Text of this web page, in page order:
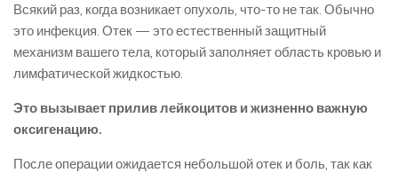
Всякий раз, когда возникает опухоль, что-то не так. Обычно
это инфекция. Отек — это естественный защитный
механизм вашего тела, который заполняет область кровью и
лимфатической жидкостью.
Это вызывает прилив лейкоцитов и жизненно важную
оксигенацию.
После операции ожидается небольшой отек и боль, так как